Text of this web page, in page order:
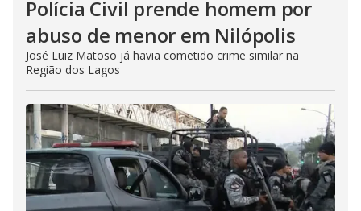
Polícia Civil prende homem por
abuso de menor em Nilópolis
José Luiz Matoso já havia cometido crime similar na
Região dos Lagos